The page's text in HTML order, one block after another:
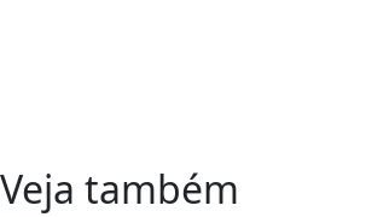
Veja também